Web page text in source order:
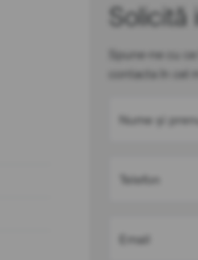
Solicită
Spune-ne cu
contacta în cel
Nume și
Telefon
Email